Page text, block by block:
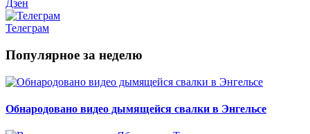
Дзен
Телеграм
Популярное за неделю
Обнародовано видео дымящейся свалки в Энгельсе